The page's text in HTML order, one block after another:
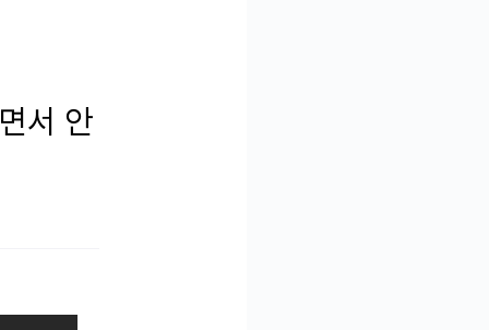
서 안